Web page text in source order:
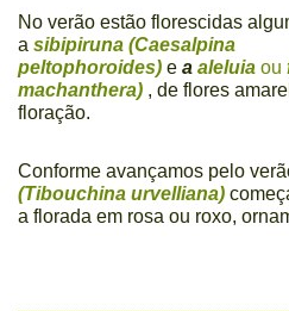
No verão estão florescidas
a sibipiruna (Caesalpina
peltophoroides) e a aleluia ou
machanthera) , de flores
floração.
Conforme avançamos pelo
(Tibouchina urvelliana)
a florada em rosa ou roxo,